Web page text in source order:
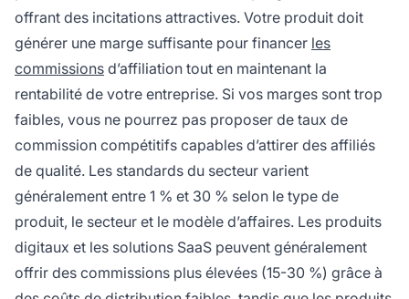
offrant des incitations attractives. Votre produit doit
générer une marge suffisante pour financer les
commissions d’affiliation tout en maintenant la
rentabilité de votre entreprise. Si vos marges sont trop
faibles, vous ne pourrez pas proposer de taux de
commission compétitifs capables d’attirer des affiliés
de qualité. Les standards du secteur varient
généralement entre 1 % et 30 % selon le type de
produit, le secteur et le modèle d’affaires. Les produits
digitaux et les solutions SaaS peuvent généralement
offrir des commissions plus élevées (15-30 %) grâce à